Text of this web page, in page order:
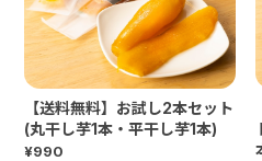
【送料無料】お試し2本セット
(丸干し芋1本・平干し芋1本)
¥990